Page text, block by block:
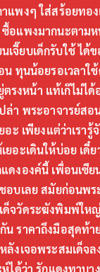
แพงๆ ใส่สร้อยทอ
อแพงมากนะตาม
เจี๊ยบเด็กรับใช้ ได้
น ทุนน้อยรอเวลาใ
รงหน้า แท้เก๊ไม่ได้
ล่า พระอาจารย์ส
อะ เพียงแต่ว่าเรา
ยอะเดินให้บ่อย เดี๋
ดงองค์นี้ เพื่อนเซีย
อบเลย สมัยก่อนพร
จวัดระฆังพิมพ์ให
น ราคาถึงมือสุดท้า
ลังเจอพระสมเด็จ